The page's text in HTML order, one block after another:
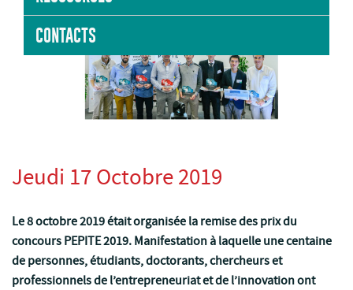
CONTACTS
Jeudi 17 Octobre 2019
Le 8 octobre 2019 était organisée la remise des prix du
concours PEPITE 2019. Manifestation à laquelle une centaine
de personnes, étudiants, doctorants, chercheurs et
professionnels de l’entrepreneuriat et de l’innovation ont